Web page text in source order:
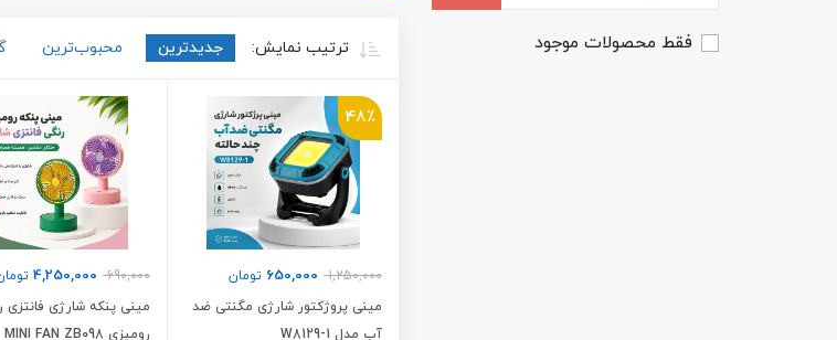
فقط محصولات موجود ترتیب نمایش: جدیدترین محبوب‌ترین
48٪
1,250,000
650,000 تومان
مینی پروژکتور شارژی مگنتی ضد
آب مدل W8129-1
690,000
4,250,000
مینی پنکه شارژی فانتزی
رومیزی MINI FAN ZB098